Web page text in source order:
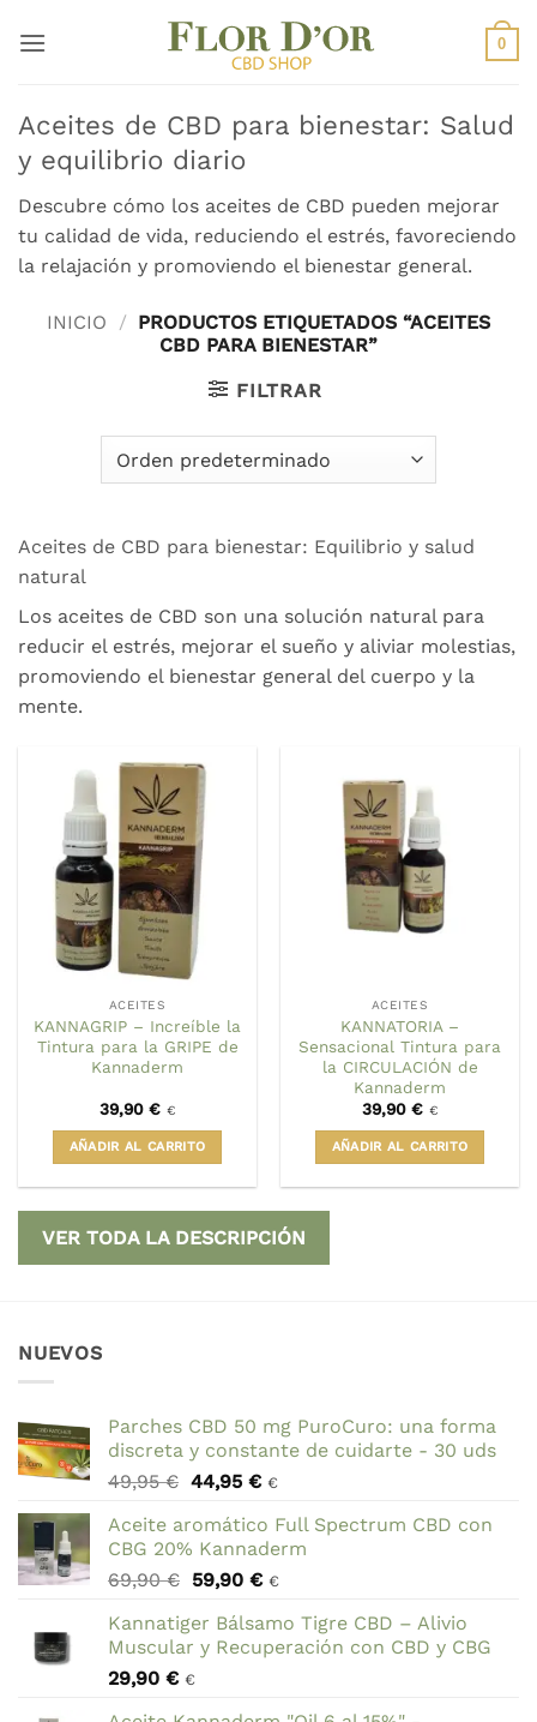
0
Aceites de CBD para bienestar: Salud
y equilibrio diario
Descubre cómo los aceites de CBD pueden mejorar
tu calidad de vida, reduciendo el estrés, favoreciendo
la relajación y promoviendo el bienestar general.
INICIO / PRODUCTOS ETIQUETADOS “ACEITES
CBD PARA BIENESTAR”
FILTRAR
Aceites de CBD para bienestar: Equilibrio y salud
natural
Los aceites de CBD son una solución natural para
reducir el estrés, mejorar el sueño y aliviar molestias,
promoviendo el bienestar general del cuerpo y la
mente.
ACEITES
KANNAGRIP – Increíble la
Tintura para la GRIPE de
Kannaderm
39,90 € €
AÑADIR AL CARRITO
ACEITES
KANNATORIA –
Sensacional Tintura para
la CIRCULACIÓN de
Kannaderm
39,90 € €
AÑADIR AL CARRITO
VER TODA LA DESCRIPCIÓN
NUEVOS
Parches CBD 50 mg PuroCuro: una forma
discreta y constante de cuidarte - 30 uds
49,95€ El
original
era:
49,95 €.
44,95 €El
actual
es:
44,95 €.
€
Aceite aromático Full Spectrum CBD con
CBG 20% Kannaderm
69,90€ El
original
era:
69,90 €.
59,90 €El
actual
es:
€
Kannatiger Bálsamo Tigre CBD – Alivio
Muscular y Recuperación con CBD y CBG
29,90 € €